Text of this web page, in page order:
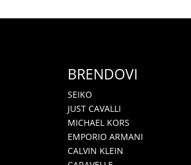
BRENDOVI
SEIKO
JUST CAVALLI
MICHAEL KORS
EMPORIO ARMANI
CALVIN KLEIN